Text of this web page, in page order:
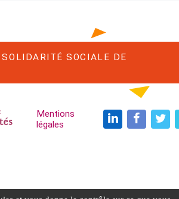
SOCIALE DE
Navigation Trois
Mentions
légales